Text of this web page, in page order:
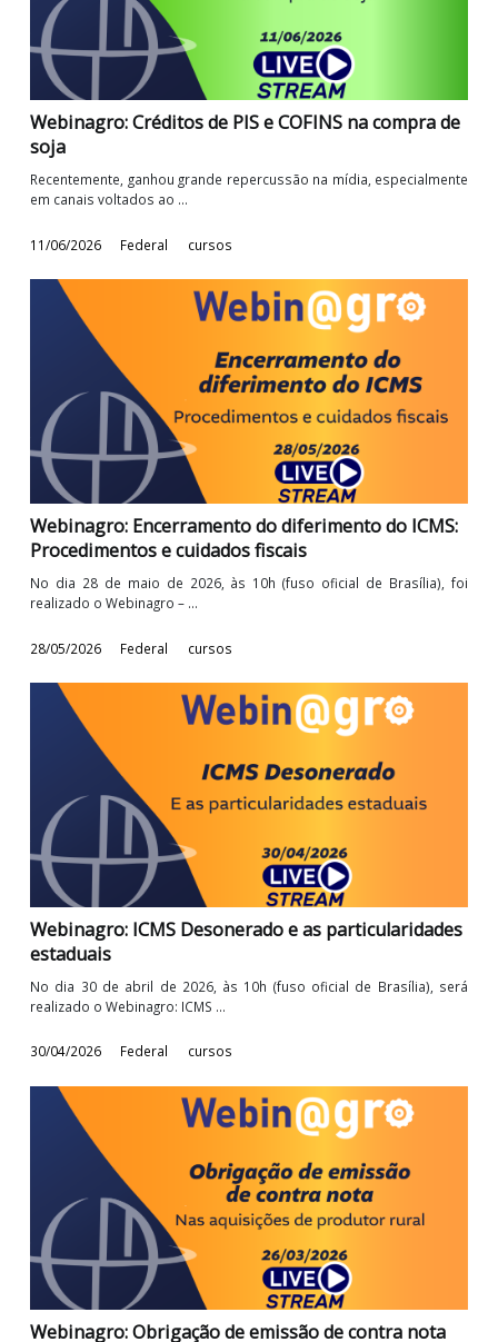
soja
Recentemente, ganhou grande repercussão na mídia,
em canais voltados ao ...
11/06/2026 Federal cursos
Webinagro: Encerramento do diferimento do
Procedimentos e cuidados fiscais
No dia 28 de maio de 2026, às 10h (fuso oficial de
realizado o Webinagro – ...
28/05/2026 Federal
Webinagro: ICMS Desonerado e as
estaduais
No dia 30 de abril de 2026, às 10h (fuso oficial de Brasília),
realizado o Webinagro: ICMS ...
30/04/2026 Federal